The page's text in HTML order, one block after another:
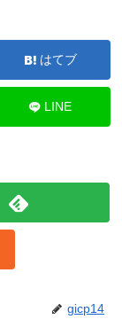
はてブ
LINE
gicp14